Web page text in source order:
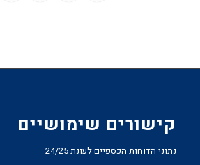
קישורים שימושיים
נתוני הדוחות הכספיים לעונת 24/25